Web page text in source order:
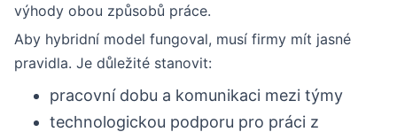
výhody obou způsobů práce.
Aby hybridní model fungoval, musí firmy mít jasné
pravidla. Je důležité stanovit:
pracovní dobu a komunikaci mezi týmy
technologickou podporu pro práci z